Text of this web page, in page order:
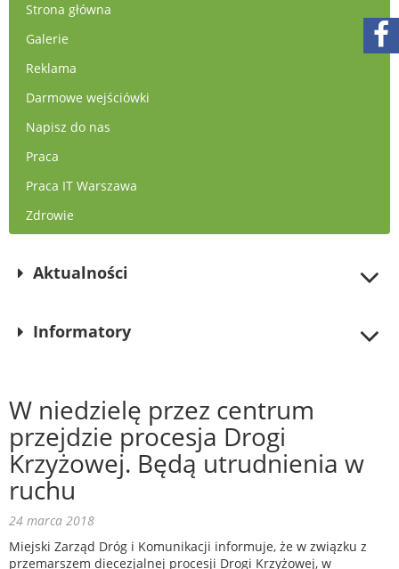
Strona główna
Galerie
Reklama
Darmowe wejściówki
Napisz do nas
Praca
Praca IT Warszawa
Zdrowie
Aktualności
Informatory
W niedzielę przez centrum
przejdzie procesja Drogi
Krzyżowej. Będą utrudnienia w
ruchu
24 marca 2018
Miejski Zarząd Dróg i Komunikacji informuje, że w związku z
przemarszem diecezjalnej procesji Drogi Krzyżowej, w